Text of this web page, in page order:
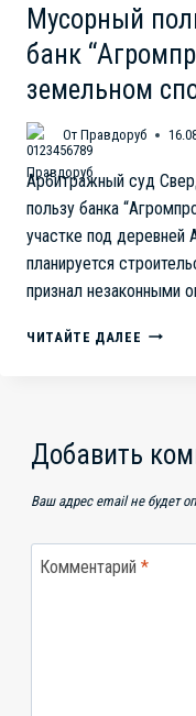
Мусорный
банк
земельном
От Правдоруб
Арбитражный суд
пользу банка
участке под деревней
планируется
признал незаконными
ЧИТАЙТЕ ДАЛЕЕ
Добавить
Ваш адрес email не будет
Комментарий *